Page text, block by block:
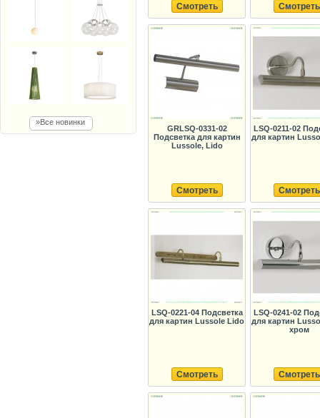
»Все новинки
Смотреть Смотреть
GRLSQ-0331-02
Подсветка для картин
Lussole, Lido
Смотреть
LSQ-0211-02
для картин
Смотреть
LSQ-0221-04 Подсветка
для картин Lussole Lido
Смотреть
LSQ-0241-02
для картин
хром
Смотреть